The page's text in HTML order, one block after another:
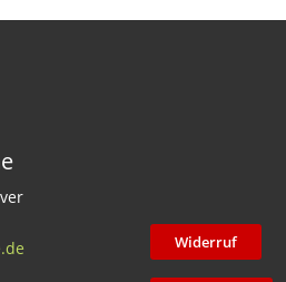
Widerruf